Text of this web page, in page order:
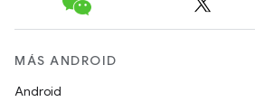
MÁS ANDROID
Android